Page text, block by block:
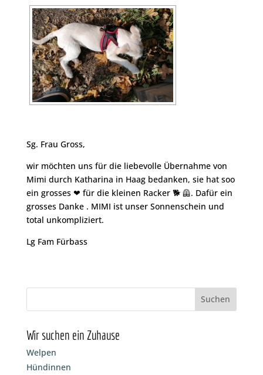
Sg. Frau Gross,
wir möchten uns für die liebevolle Übernahme von
Mimi durch Katharina in Haag bedanken, sie hat soo
ein grosses ❤ für die kleinen Racker 🐕 🦺. Dafür ein
grosses Danke . MIMI ist unser Sonnenschein und
total unkompliziert.
Lg Fam Fürbass
Wir suchen ein Zuhause
Welpen
Hündinnen